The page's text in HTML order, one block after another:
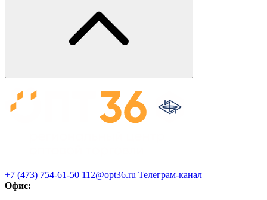
+7 (473) 754-61-50 112@opt36.ru Телеграм-канал
Офис: